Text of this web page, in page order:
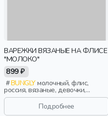
ВАРЕЖКИ ВЯЗАНЫЕ НА ФЛИСЕ
"МОЛОКО"
899 ₽
BUNGLYмолочный, флис,
россия, вязаные, девочки,
малыши, дошкольники, дети
Подробнее